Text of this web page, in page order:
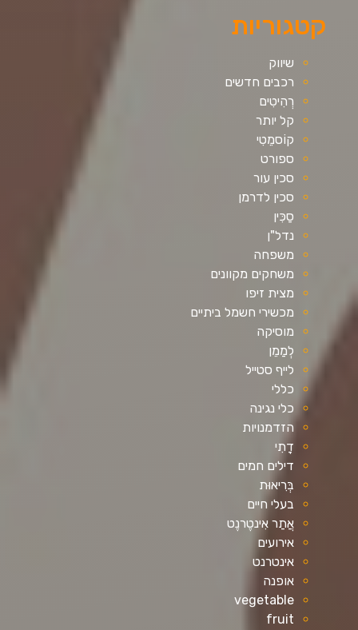
קטגוריות
שיווק
רכבים חדשים
רְהִיטִים
קל יותר
קוֹסמֵטִי
ספורט
סכין עור
סכין לדרמן
סַכִּין
נדל"ן
משפחה
משחקים מקוונים
מצית זיפו
מכשירי חשמל ביתיים
מוסיקה
לְמַמֵן
לייף סטייל
כללי
כלי נגינה
הזדמנויות
דָתִי
דילים חמים
בְּרִיאוּת
בעלי חיים
אֲתַר אִינטֶרנֶט
אירועים
אינטרנט
אופנה
vegetable
fruit